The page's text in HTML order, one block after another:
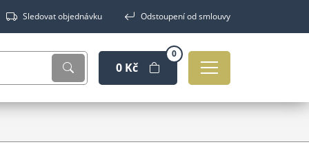
Sledovat objednávku Odstoupení od smlouvy
0 Kč
0